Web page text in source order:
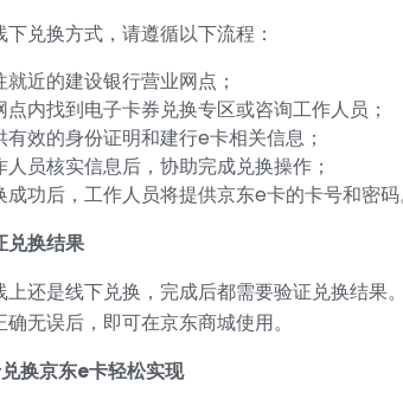
下兑换方式，请遵循以下流程：
就近的建设银行营业网点；
点内找到电子卡券兑换专区或咨询工作人员；
有效的身份证明和建行e卡相关信息；
人员核实信息后，协助完成兑换操作；
成功后，工作人员将提供京东e卡的卡号和密码
兑换结果
上还是线下兑换，完成后都需要验证兑换结果
无误后，即可在京东商城使用。
换京东e卡轻松实现